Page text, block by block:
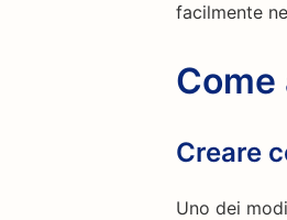
facilmente
Come
Creare
Uno dei